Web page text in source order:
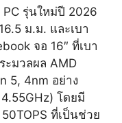
PC รุ่นใหม่ปี 2026
ม.ม. และเบา
จอ 16″ ที่เบา
ะมวลผล AMD
5, 4nm อย่าง
โดยมี
ที่เป็นช่วย